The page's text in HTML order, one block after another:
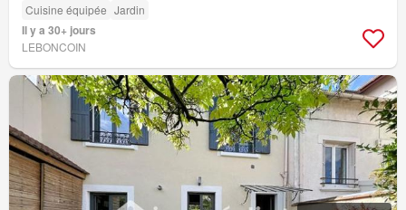
Cuisine équipée Jardin
Il y a 30+ jours
LEBONCOIN